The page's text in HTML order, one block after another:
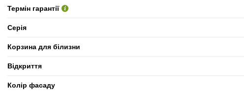
Термін гарантії
Серія
Корзина для білизни
Відкриття
Колір фасаду